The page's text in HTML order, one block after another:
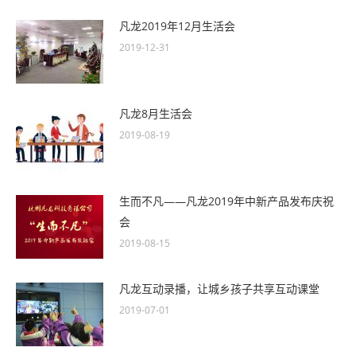
凡龙2019年12月生活会
2019-12-31
凡龙8月生活会
2019-08-19
生而不凡——凡龙2019年中新产品发布庆祝
会
2019-08-15
凡龙互动录播，让城乡孩子共享互动课堂
2019-07-01